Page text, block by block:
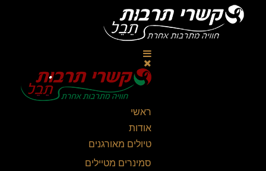
ראשי
אודות
טיולים מאורגנים
סמינרים מטיילים